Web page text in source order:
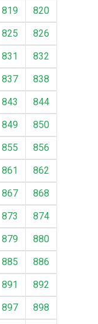
819
820
825
826
831
832
837
838
843
844
849
850
855
856
861
862
867
868
873
874
879
880
885
886
891
892
897 898